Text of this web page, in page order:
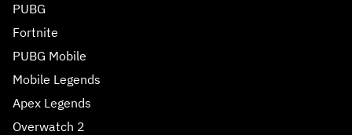
PUBG
Fortnite
PUBG Mobile
Mobile Legends
Apex Legends
Overwatch 2